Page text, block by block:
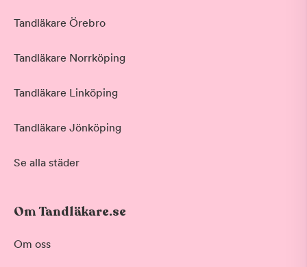
Tandläkare Örebro
Tandläkare Norrköping
Tandläkare Linköping
Tandläkare Jönköping
Se alla städer
Om Tandläkare.se
Om oss